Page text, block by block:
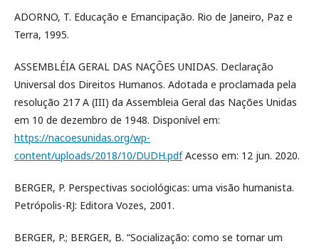
ADORNO, T. Educação e Emancipação. Rio de Janeiro, Paz e
Terra, 1995.
ASSEMBLÉIA GERAL DAS NAÇÕES UNIDAS. Declaração
Universal dos Direitos Humanos. Adotada e proclamada pela
resolução 217 A (III) da Assembleia Geral das Nações Unidas
em 10 de dezembro de 1948. Disponível em:
https://nacoesunidas.org/wp-
content/uploads/2018/10/DUDH.pdfAcesso em: 12 jun. 2020.
BERGER, P. Perspectivas sociológicas: uma visão humanista.
Petrópolis-RJ: Editora Vozes, 2001.
BERGER, P.; BERGER, B. “Socialização: como se tornar um